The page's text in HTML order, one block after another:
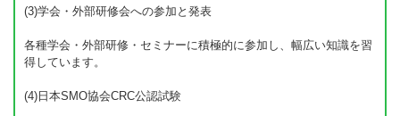
(3)学会・外部研修会への参加と発表
各種学会・外部研修・セミナーに積極的に参加し、幅広い知識を習
得しています。
(4)日本SMO協会CRC公認試験